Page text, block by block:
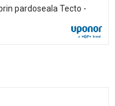
pardoseala Tecto -